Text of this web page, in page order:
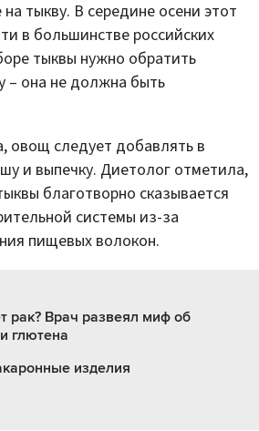
тыкву. В середине осени этот
в большинстве российских
тыквы нужно обратить
– она не должна быть
овощ следует добавлять в
и выпечку. Диетолог отметила,
благотворно сказывается
системы из-за
пищевых волокон.
рак? Врач развеял миф об
глютена
изделия